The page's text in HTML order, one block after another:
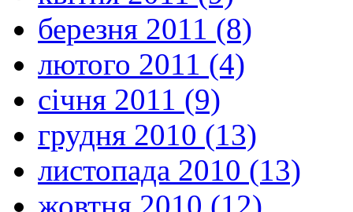
березня 2011 (8)
лютого 2011 (4)
січня 2011 (9)
грудня 2010 (13)
листопада 2010 (13)
жовтня 2010 (12)